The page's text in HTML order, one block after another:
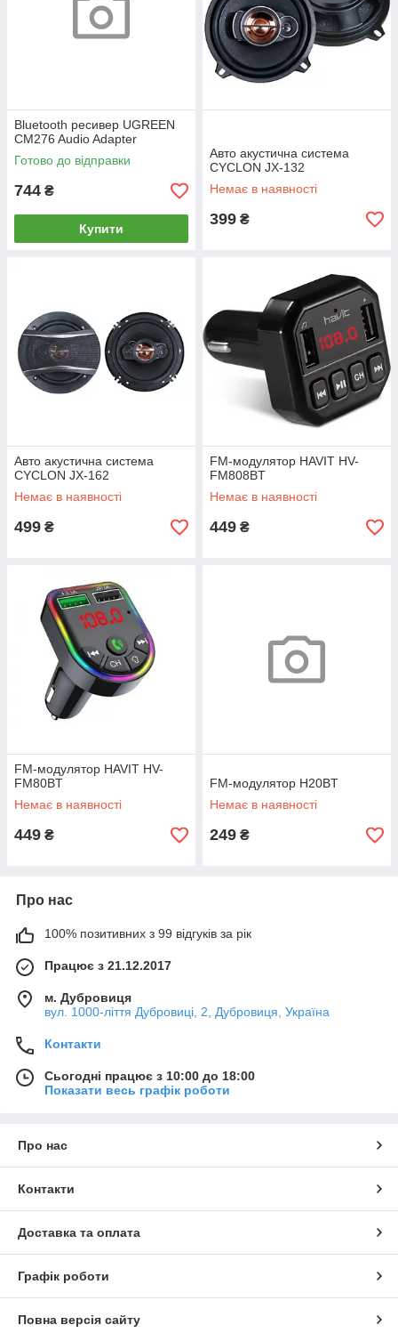
Bluetooth ресивер UGREEN
CM276 Audio Adapter
Готово до відправки
744 ₴
Купити
Авто акустична система
CYCLON JX-132
Немає в наявності
399 ₴
Авто акустична система
CYCLON JX-162
Немає в наявності
499 ₴
FM-модулятор HAVIT HV-
FM808BT
Немає в наявності
449 ₴
FM-модулятор HAVIT HV-
FM80BT
Немає в наявності
449 ₴
FM-модулятор H20BT
Немає в наявності
249 ₴
Про нас
100% позитивних з 99 відгуків за рік
Працює з 21.12.2017
м. Дубровиця
вул. 1000-ліття Дубровиці, 2, Дубровиця, Україна
Контакти
Сьогодні працює з 10:00 до 18:00
Показати весь графік роботи
Про нас
Контакти
Доставка та оплата
Графік роботи
Повна версія сайту